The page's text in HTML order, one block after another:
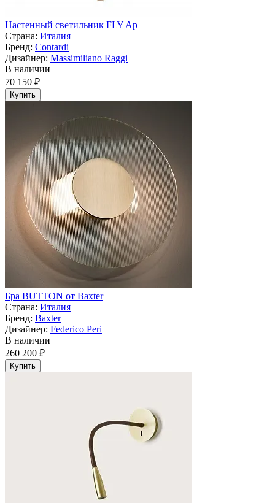
Настенный светильник FLY Ap
Страна: Италия
Бренд: Contardi
Дизайнер: Massimiliano Raggi
В наличии
70 150 ₽
Купить
Бра BUTTON от Baxter
Страна: Италия
Бренд: Baxter
Дизайнер: Federico Peri
В наличии
260 200 ₽
Купить